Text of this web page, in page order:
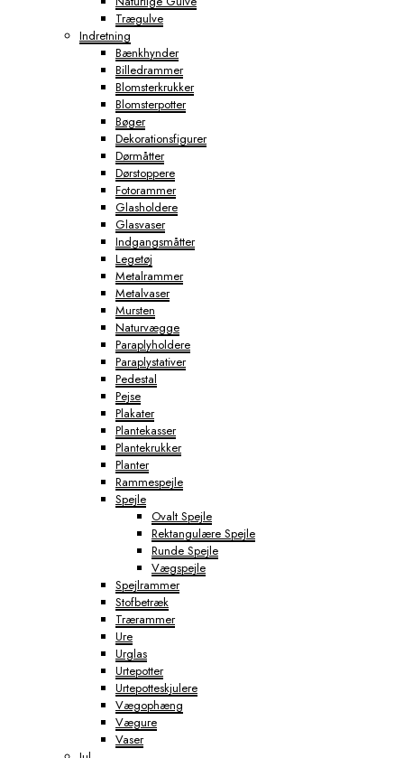
Trægulve
Indretning
Bænkhynder
Billedrammer
Blomsterkrukker
Blomsterpotter
Bøger
Dekorationsfigurer
Dørmåtter
Dørstoppere
Fotorammer
Glasholdere
Glasvaser
Indgangsmåtter
Legetøj
Metalrammer
Metalvaser
Mursten
Naturvægge
Paraplyholdere
Paraplystativer
Pedestal
Pejse
Plakater
Plantekasser
Plantekrukker
Planter
Rammespejle
Spejle
Ovalt Spejle
Rektangulære Spejle
Runde Spejle
Vægspejle
Spejlrammer
Stofbetræk
Trærammer
Ure
Urglas
Urtepotter
Urtepotteskjulere
Vægophæng
Vægure
Vaser